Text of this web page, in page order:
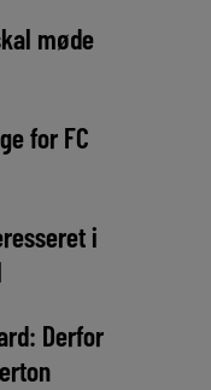
møde
for FC
i
Derfor